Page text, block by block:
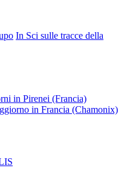
In Sci sulle tracce della
in Pirenei (Francia)
in Francia (Chamonix)